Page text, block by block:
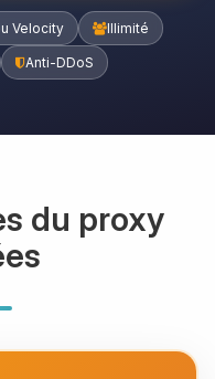
Velocity Illimité
Anti-DDoS
du proxy